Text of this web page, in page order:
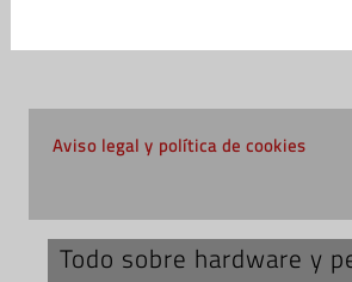
Aviso legal y política de cookies
Todo sobre hardware y